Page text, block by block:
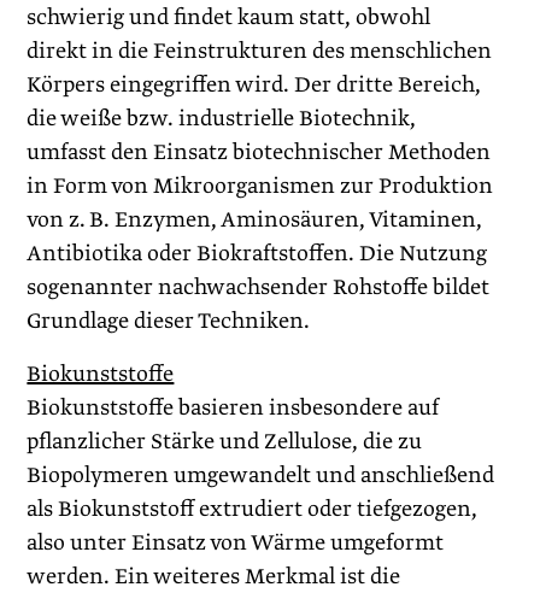
schwierig und findet kaum statt, obwohl
direkt in die Feinstrukturen des menschlichen
Körpers eingegriffen wird. Der dritte Bereich,
die weiße bzw. industrielle Biotechnik,
umfasst den Einsatz biotechnischer Methoden
in Form von Mikroorganismen zur Produktion
von z. B. Enzymen, Aminosäuren, Vitaminen,
Antibiotika oder Biokraftstoffen. Die Nutzung
sogenannter nachwachsender Rohstoffe bildet
Grundlage dieser Techniken.
Biokunststoffe
Biokunststoffe basieren insbesondere auf
pflanzlicher Stärke und Zellulose, die zu
Biopolymeren umgewandelt und anschließend
als Biokunststoff extrudiert oder tiefgezogen,
also unter Einsatz von Wärme umgeformt
werden. Ein weiteres Merkmal ist die